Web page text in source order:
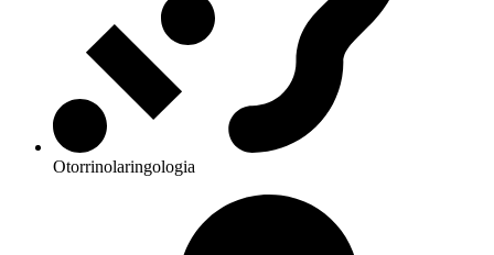
Otorrinolaringologia